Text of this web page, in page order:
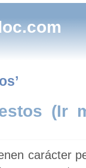
(Ir
carácter